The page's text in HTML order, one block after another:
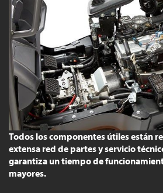
Todos los componentes útiles están
extensa red de partes y servicio
garantiza un tiempo de
mayores.